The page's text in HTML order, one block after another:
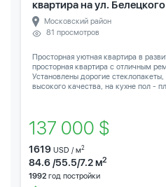
квартира на ул.
Московский район
81 просмотров
Просторная уютная квартира в
просторная квартира с отличным
Установлены дорогие
высокого качества, на кухне пол -
137 000 $
1619 USD / м2
84.6 /55.5/7.2 м2
1992 год постройки